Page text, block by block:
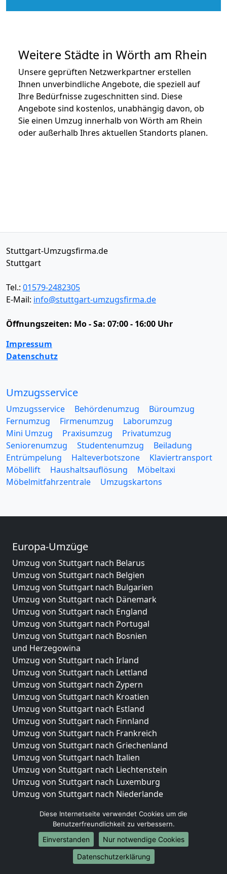
Weitere Städte in Wörth am Rhein
Unsere geprüften Netzwerkpartner erstellen
Ihnen unverbindliche Angebote, die speziell auf
Ihre Bedürfnisse zugeschnitten sind. Diese
Angebote sind kostenlos, unabhängig davon, ob
Sie einen Umzug innerhalb von Wörth am Rhein
oder außerhalb Ihres aktuellen Standorts planen.
Stuttgart-Umzugsfirma.de
Stuttgart
Tel.: 01579-2482305
E-Mail: info@stuttgart-umzugsfirma.de
Öffnungszeiten: Mo - Sa: 07:00 - 16:00 Uhr
Impressum
Datenschutz
Umzugsservice
Umzugsservice Behördenumzug
Büroumzug
Fernumzug
Firmenumzug
Laborumzug
Mini Umzug
Praxisumzug
Privatumzug
Seniorenumzug
Studentenumzug
Beiladung
Entrümpelung
Halteverbotszone
Klaviertransport
Möbellift
Haushaltsauflösung
Möbeltaxi
Möbelmitfahrzentrale
Umzugskartons
Europa-Umzüge
Umzug von Stuttgart nach Belarus
Umzug von Stuttgart nach Belgien
Umzug von Stuttgart nach Bulgarien
Umzug von Stuttgart nach Dänemark
Umzug von Stuttgart nach England
Umzug von Stuttgart nach Portugal
Umzug von Stuttgart nach Bosnien
und Herzegowina
Umzug von Stuttgart nach Irland
Umzug von Stuttgart nach Lettland
Umzug von Stuttgart nach Zypern
Umzug von Stuttgart nach Kroatien
Umzug von Stuttgart nach Estland
Umzug von Stuttgart nach Finnland
Umzug von Stuttgart nach Frankreich
Umzug von Stuttgart nach Griechenland
Umzug von Stuttgart nach Italien
Umzug von Stuttgart nach Liechtenstein
Umzug von Stuttgart nach Luxemburg
Umzug von Stuttgart nach Niederlande
Umzüge-Deutschlandweit
Umzug von Stuttgart nach Berlin
Umzug von Stuttgart nach Hamburg
Umzug von Stuttgart nach München
Diese Internetseite verwendet Cookies um die
Benutzerfreundlichkeit zu verbessern.
Einverstanden
Nur notwendige Cookies
Datenschutzerklärung